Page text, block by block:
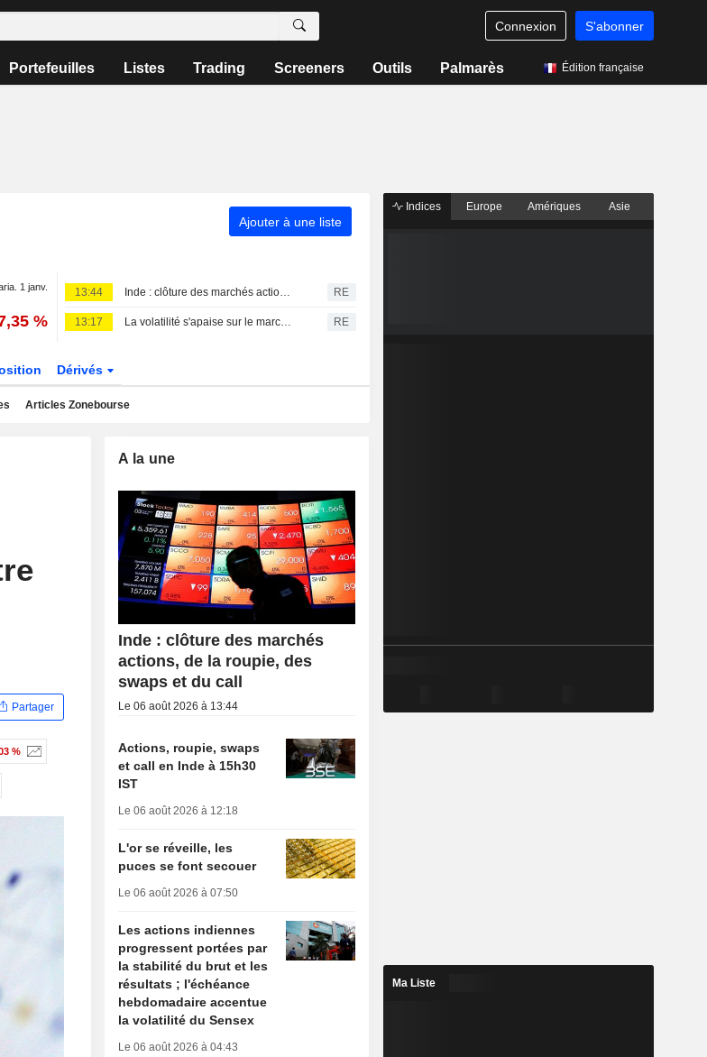
Connexion S'abonner
Portefeuilles Listes Trading Screeners Outils Palmarès Édition française
Ajouter à une liste
1 janv.
%
13:44 Inde : clôture des marchés actions, de la roupie, des swaps et du call RE
13:17 La volatilité s'apaise sur le marché indien alors que les traders s'adaptent à la nouvelle séance de clôture RE
Dérivés
Articles Zonebourse
Partager
%
A la une
Inde : clôture des marchés
actions, de la roupie, des
swaps et du call
Le 06 août 2026 à 13:44
Actions, roupie, swaps
et call en Inde à 15h30
IST
Le 06 août 2026 à 12:18
L'or se réveille, les
puces se font secouer
Le 06 août 2026 à 07:50
Les actions indiennes
progressent portées par
la stabilité du brut et les
résultats ; l'échéance
hebdomadaire accentue
la volatilité du Sensex
Le 06 août 2026 à 04:43
Indices Europe Amériques Asie
Ma Liste